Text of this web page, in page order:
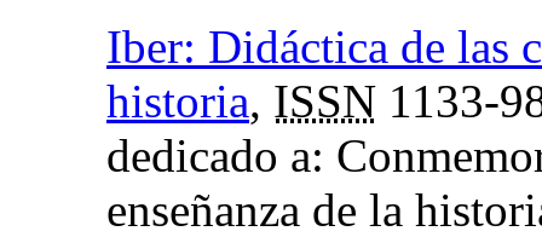
Iber: Didáctica de las
historia, ISSN 1133-
dedicado a:
enseñanza de la